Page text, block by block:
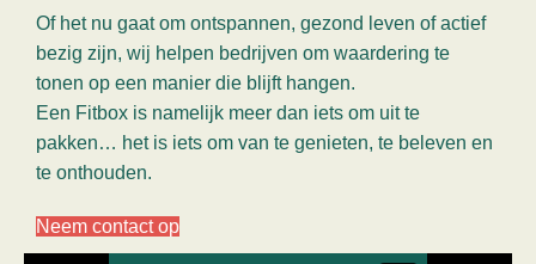
Of het nu gaat om ontspannen, gezond leven of actief
bezig zijn, wij helpen bedrijven om waardering te
tonen op een manier die blijft hangen.
Een Fitbox is namelijk meer dan iets om uit te
pakken… het is iets om van te genieten, te beleven en
te onthouden.
Neem contact op